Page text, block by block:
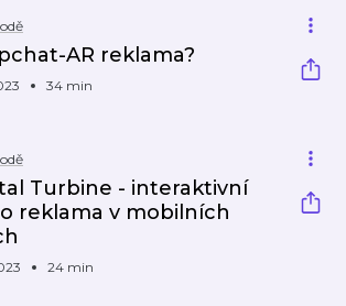
AR reklama?
34 min
Turbine - interaktivní
reklama v mobilních
24 min